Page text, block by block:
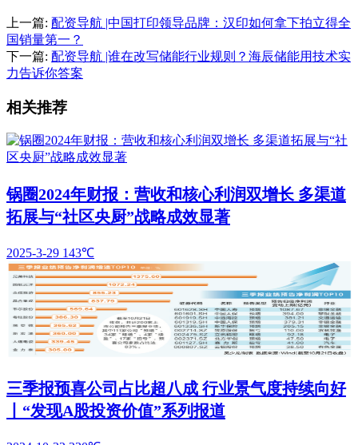
上一篇: 配资导航 |中国打印领导品牌：汉印如何拿下拍立得全
国销量第一？
下一篇: 配资导航 |谁在改写储能行业规则？海辰储能用技术实
力告诉你答案
相关推荐
锅圈2024年财报：营收和核心利润双增长 多渠道
拓展与“社区央厨”战略成效显著
2025-3-29 143℃
三季报预喜公司占比超八成 行业景气度持续向好
丨“发现A股投资价值”系列报道